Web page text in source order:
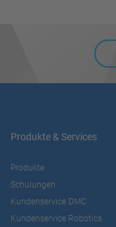
Produkte & Services
Produkte
Schulungen
Kundenservice DMC
Kundenservice Robotics